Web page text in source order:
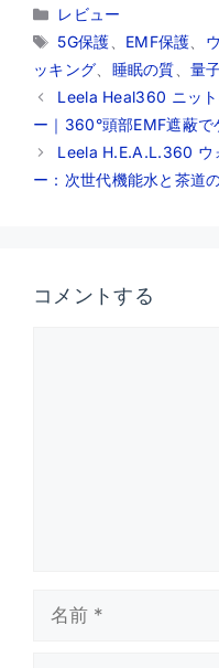
カ
テ
リ
ー
レビュー
タ
グ
5G保護 EMF保護
ッキング
睡眠の質 、量
Leela Heal360 ニット
ー｜360°頭部EMF遮蔽
Leela H.E.A.L.360 ウ
ー：次世代機能水と茶道
コメントする